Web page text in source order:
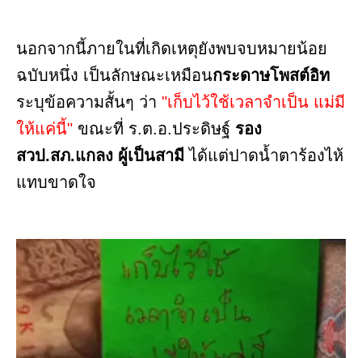
นอกจากนี้ภายในที่เกิดเหตุยังพบจบหมายน้อย
ฉบับหนึ่ง เป็นลักษณะเหมือนกระดาษโพสต์อิท
ระบุข้อความสั้นๆ ว่า "เก็บไว้ใช้เวลาจำเป็น แม่มี
ให้แค่นี้" ขณะที่ ร.ต.อ.ประดิษฐ์ รอง
สวป.สภ.แกลง ผู้เป็นสามีได้แต่ปาดน้ำตาร้องไห้
แทบขาดใจ